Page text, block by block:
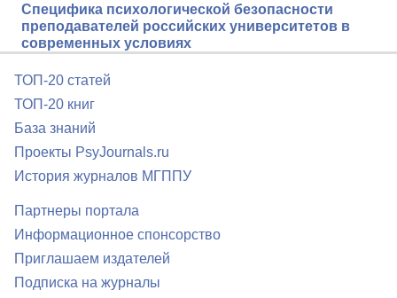
Специфика психологической безопасности
преподавателей российских университетов в
современных условиях
ТОП-20 статей
ТОП-20 книг
База знаний
Проекты PsyJournals.ru
История журналов МГППУ
Партнеры портала
Информационное спонсорство
Приглашаем издателей
Подписка на журналы